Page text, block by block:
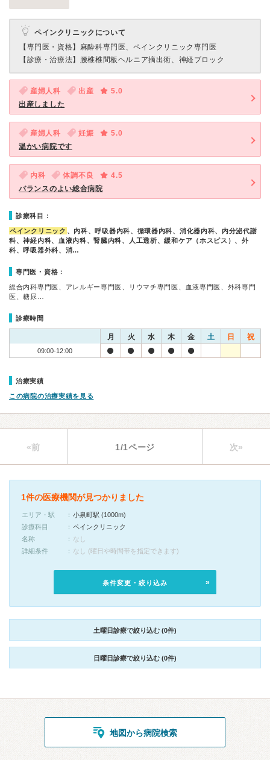
ペインクリニックについて
【専門医・資格】 麻酔科専門医、ペインクリニック専門医
【診療・治療法】
腰椎椎間板ヘルニア摘出術、神経ブロック
産婦人科 出産
5.0
出産しました
産婦人科 妊娠
5.0
温かい病院です
内科 体調不良
4.5
バランスのよい総合病院
診療科目：
ペインクリニック 、内科、呼吸器内科、循環器内科、消化器内科、内分泌代謝
科、神経内科、血液内科、腎臓内科、人工透析、緩和ケア（ホスピス）、外
科、呼吸器外科、消…
専門医・資格：
総合内科専門医、アレルギー専門医、リウマチ専門医、血液専門医、外科専門
医、糖尿…
診療時間
月 火 水 木 金 土 日 祝
09:00-12:00
治療実績
この病院の治療実績を見る
«前 1/1ページ 次»
1件の医療機関が見つかりました
エリア・駅
小泉町駅 (1000m)
診療科目
ペインクリニック
名称
なし
詳細条件
なし (曜日や時間帯を指定できます)
条件変更・絞り込み
土曜日診療で絞り込む (0件)
日曜日診療で絞り込む (0件)
地図から病院検索